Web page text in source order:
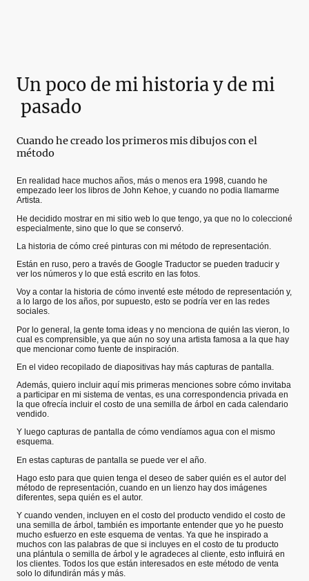
Un poco de mi historia y de mi
pasado
Cuando he creado los primeros mis dibujos con el
método
En realidad hace muchos años, más o menos era 1998, cuando he
empezado leer los libros de John Kehoe, y cuando no podia llamarme
Artista.
He decidido mostrar en mi sitio web lo que tengo, ya que no lo coleccioné
especialmente, sino que lo que se conservó.
La historia de cómo creé pinturas con mi método de representación.
Están en ruso, pero a través de Google Traductor se pueden traducir y
ver los números y lo que está escrito en las fotos.
Voy a contar la historia de cómo inventé este método de representación y,
a lo largo de los años, por supuesto, esto se podría ver en las redes
sociales.
Por lo general, la gente toma ideas y no menciona de quién las vieron, lo
cual es comprensible, ya que aún no soy una artista famosa a la que hay
que mencionar como fuente de inspiración.
En el video recopilado de diapositivas hay más capturas de pantalla.
Además, quiero incluir aquí mis primeras menciones sobre cómo invitaba
a participar en mi sistema de ventas, es una correspondencia privada en
la que ofrecía incluir el costo de una semilla de árbol en cada calendario
vendido.
Y luego capturas de pantalla de cómo vendíamos agua con el mismo
esquema.
En estas capturas de pantalla se puede ver el año.
Hago esto para que quien tenga el deseo de saber quién es el autor del
método de representación, cuando en un lienzo hay dos imágenes
diferentes, sepa quién es el autor.
Y cuando venden, incluyen en el costo del producto vendido el costo de
una semilla de árbol, también es importante entender que yo he puesto
mucho esfuerzo en este esquema de ventas. Ya que he inspirado a
muchos con las palabras de que si incluyes en el costo de tu producto
una plántula o semilla de árbol y le agradeces al cliente, esto influirá en
los clientes. Todos los que están interesados en este método de venta
solo lo difundirán más y más.